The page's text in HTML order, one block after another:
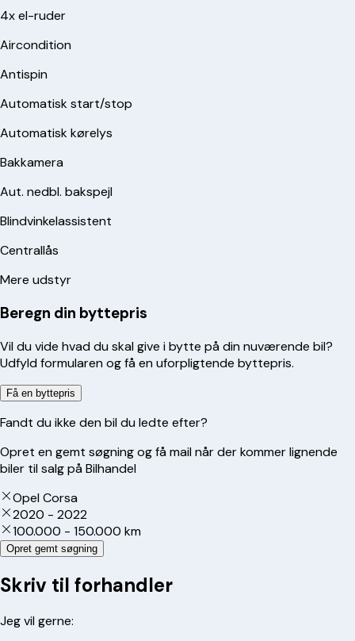
4x el-ruder
Aircondition
Antispin
Automatisk start/stop
Automatisk kørelys
Bakkamera
Aut. nedbl. bakspejl
Blindvinkelassistent
Centrallås
Mere udstyr
Beregn din byttepris
Vil du vide hvad du skal give i bytte på din nuværende bil?
Udfyld formularen og få en uforpligtende byttepris.
Få en byttepris
Fandt du ikke den bil du ledte efter?
Opret en gemt søgning og få mail når der kommer lignende
biler til salg på Bilhandel
Opel Corsa
2020 - 2022
100.000 - 150.000 km
Opret gemt søgning
Skriv til forhandler
Jeg vil gerne: